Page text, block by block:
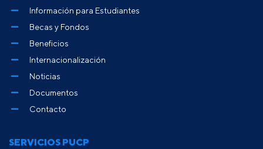
Información para Estudiantes
Becas y Fondos
Beneficios
Internacionalización
Noticias
Documentos
Contacto
SERVICIOS PUCP